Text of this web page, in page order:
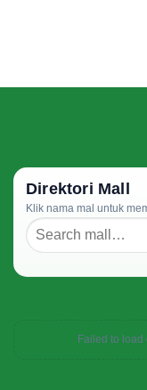
Direktori Mall
Klik nama mal untuk
Failed to load